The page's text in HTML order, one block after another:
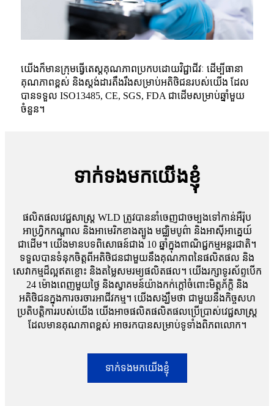
យើងក៏មានក្រុមធ្វើតេស្តគុណភាពប្រកបដោយវិជ្ជាជីវៈ ដើម្បីធានា
គុណភាពខ្ពស់ និងស្តង់ដារតឹងរឹងសម្រាប់អតិថិជនរបស់យើង ដែល
បានទទួល ISO13485, CE, SGS, FDA ជាដើមសម្រាប់ឆ្នាំមួយ
ចំនួន។
ទាក់ទងមកយើងខ្ញុំ
ផលិតផលវេជ្ជសាស្ត្រ WLD ត្រូវបាននាំចេញជាចម្បងទៅកាន់អឺរ៉ុប
អាហ្រ្វិកកណ្តាល និងអាមេរិកខាងត្បូង មជ្ឈិមបូព៌ា និងអាស៊ីអាគ្នេយ៍
ជាដើម។ យើងមានបទពិសោធន៍ជាង 10 ឆ្នាំក្នុងពាណិជ្ជកម្មអន្តរជាតិ។
ទទួលបានទំនុកចិត្តពីអតិថិជនជាមួយនឹងគុណភាពនៃផលិតផល និង
សេវាកម្មដ៏ល្អឥតខ្ចោះ និងតម្លៃសមរម្យផលិតផល។ យើងរក្សាទូរស័ព្ទបើក
24 ម៉ោងពេញមួយថ្ងៃ និងស្វាគមន៍យ៉ាងកក់ក្តៅចំពោះមិត្តភ័ក្តិ និង
អតិថិជនក្នុងការចរចារអាជីវកម្ម។ យើងសង្ឃឹមថា ជាមួយនឹងកិច្ចសហ
ប្រតិបត្តិការរបស់យើង យើងអាចផលិតផលិតផលប្រើប្រាស់វេជ្ជសាស្រ្ត
ដែលមានគុណភាពខ្ពស់ អាចរកបានសម្រាប់ទូទាំងពិភពលោក។
ទាក់ទងមកយើងខ្ញុំ